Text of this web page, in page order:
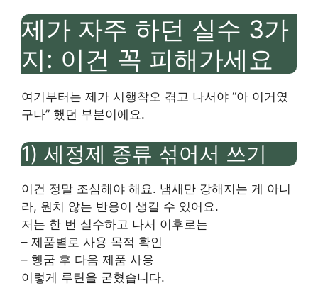
제가 자주 하던 실수 3가
지: 이건 꼭 피해가세요
여기부터는 제가 시행착오 겪고 나서야 “아 이거였
구나” 했던 부분이에요.
1) 세정제 종류 섞어서 쓰기
이건 정말 조심해야 해요. 냄새만 강해지는 게 아니
라, 원치 않는 반응이 생길 수 있어요.
저는 한 번 실수하고 나서 이후로는
– 제품별로 사용 목적 확인
– 헹굼 후 다음 제품 사용
이렇게 루틴을 굳혔습니다.